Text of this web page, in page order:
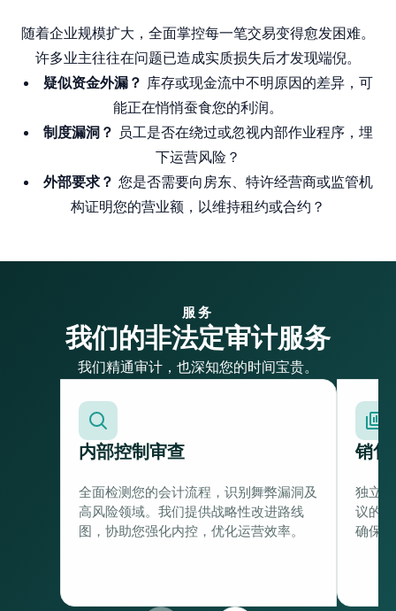
随着企业规模扩大，全面掌控每一笔交易变得愈发困难。
许多业主往往在问题已造成实质损失后才发现端倪。
疑似资金外漏？ 库存或现金流中不明原因的差异，可
能正在悄悄蚕食您的利润。
制度漏洞？ 员工是否在绕过或忽视内部作业程序，埋
下运营风险？
外部要求？ 您是否需要向房东、特许经营商或监管机
构证明您的营业额，以维持租约或合约？
服务
我们的非法定审计服务
我们精通审计，也深知您的时间宝贵。
内部控制审查
全面检测您的会计流程，识别舞弊漏洞及
高风险领域。我们提供战略性改进路线
图，协助您强化内控，优化运营效率。
销售
独立
议的
确保